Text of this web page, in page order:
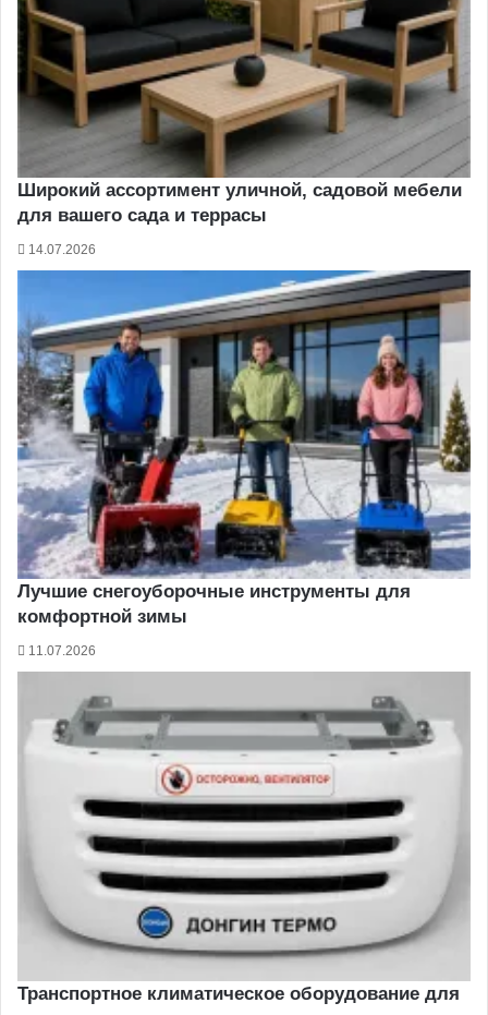
Широкий ассортимент уличной, садовой мебели
для вашего сада и террасы
14.07.2026
Лучшие снегоуборочные инструменты для
комфортной зимы
11.07.2026
Транспортное климатическое оборудование для